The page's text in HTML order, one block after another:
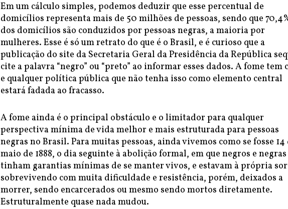
Em um cálculo simples, podemos deduzir que esse percentual de
domicílios representa mais de 50 milhões de pessoas, sendo que
dos domicílios são conduzidos por pessoas negras, a maioria por
mulheres. Esse é só um retrato do que é o Brasil, e é curioso que a
publicação do site da Secretaria Geral da Presidência da República
cite a palavra “negro” ou “preto” ao informar esses dados. A fome tem
e qualquer política pública que não tenha isso como elemento central
estará fadada ao fracasso.
A fome ainda é o principal obstáculo e o limitador para qualquer
perspectiva mínima de vida melhor e mais estruturada para pessoas
negras no Brasil. Para muitas pessoas, ainda vivemos como se fosse 14
maio de 1888, o dia seguinte à abolição formal, em que negros e
tinham garantias mínimas de se manter vivos, e estavam à própria
sobrevivendo com muita dificuldade e resistência, porém, deixados a
morrer, sendo encarcerados ou mesmo sendo mortos diretamente.
Estruturalmente quase nada mudou.